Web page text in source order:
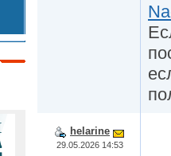
helarine
29.05.2026 14:53